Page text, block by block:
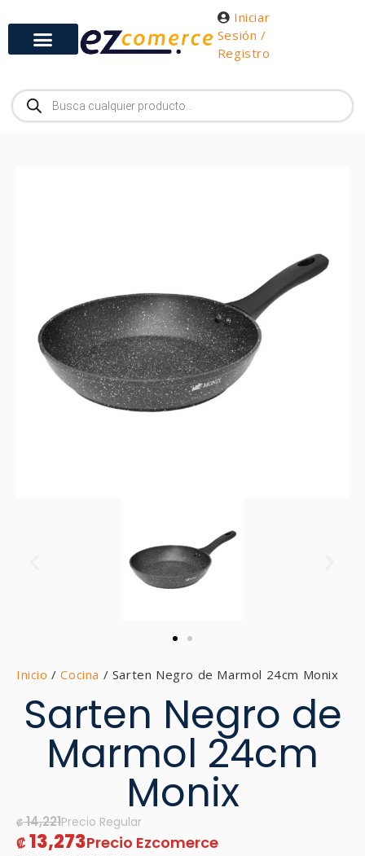
Iniciar
Sesión /
Registro
Inicio /Cocina / Sarten Negro de Marmol 24cm Monix
Sarten Negro de
Marmol 24cm
Monix
₡14,221
₡ 13,273